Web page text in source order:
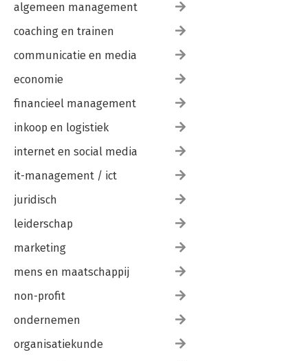
algemeen management
coaching en trainen
communicatie en media
economie
financieel management
inkoop en logistiek
internet en social media
it-management / ict
juridisch
leiderschap
marketing
mens en maatschappij
non-profit
ondernemen
organisatiekunde